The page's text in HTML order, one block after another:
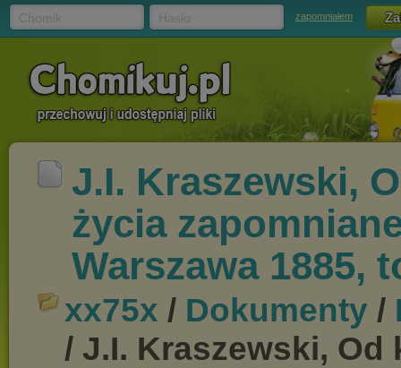
zapomniałem
J.I. Kraszewski,
życia
Warszawa 1885,
xx75x / Dokumenty /
/ J.I. Kraszewski, Od